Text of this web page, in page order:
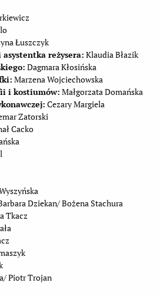
Łuszczyk
reżysera: Klaudia Błazik
Dagmara Kłosińska
Marzena Wojciechowska
i kostiumów: Małgorzata Domańska
Cezary Margiela
Zatorski
Cacko
Dziekan/ Bożena Stachura
Tkacz
Piotr Trojan